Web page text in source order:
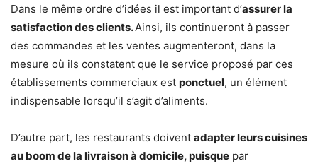
Dans le même ordre d’idées il est important d’assurer la
satisfaction des clients.Ainsi, ils continueront à passer
des commandes et les ventes augmenteront, dans la
mesure où ils constatent que le service proposé par ces
établissements commerciaux est ponctuel, un élément
indispensable lorsqu’il s’agit d’aliments.
D’autre part, les restaurants doivent adapter leurs cuisines
au boom de la livraison à domicile, puisque par